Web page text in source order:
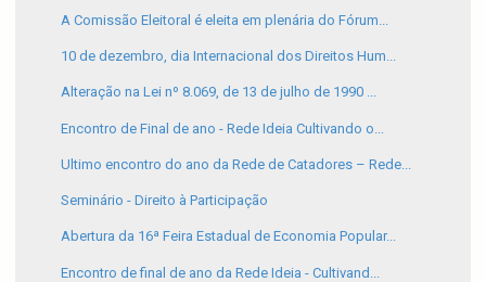
A Comissão Eleitoral é eleita em plenária do Fórum...
10 de dezembro, dia Internacional dos Direitos Hum...
Alteração na Lei nº 8.069, de 13 de julho de 1990 ...
Encontro de Final de ano - Rede Ideia Cultivando o...
Ultimo encontro do ano da Rede de Catadores – Rede...
Seminário - Direito à Participação
Abertura da 16ª Feira Estadual de Economia Popular...
Encontro de final de ano da Rede Ideia - Cultivand...